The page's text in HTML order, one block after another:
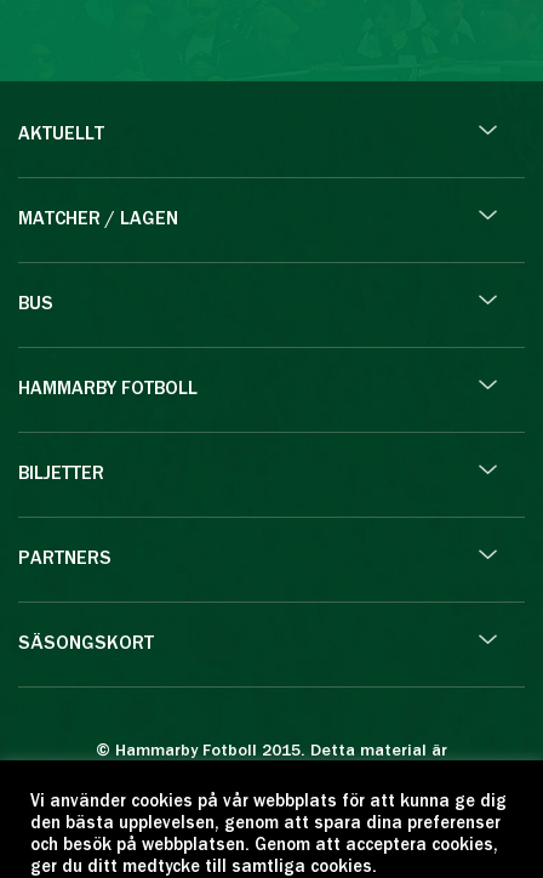
AKTUELLT
MATCHER / LAGEN
BUS
HAMMARBY FOTBOLL
BILJETTER
PARTNERS
SÄSONGSKORT
© Hammarby Fotboll 2015. Detta material är
Eftertryck eller annan kopiering är förbjuden.
Citera oss gärna men ange källan:
www.hammarbyfotboll.se. Ansvarig utgivare:
Vi använder cookies på vår webbplats för att kunna ge dig
den bästa upplevelsen, genom att spara dina preferenser
och besök på webbplatsen. Genom att acceptera cookies,
ger du ditt medtycke till samtliga cookies.